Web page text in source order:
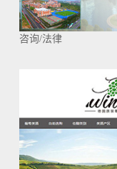
咨询/法律